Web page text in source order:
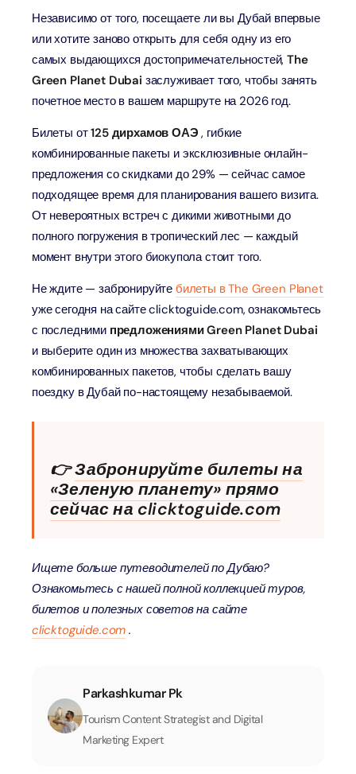
Независимо от того, посещаете ли вы Дубай впервые
или хотите заново открыть для себя одну из его
самых выдающихся достопримечательностей,The
Green Planet Dubai заслуживает того, чтобы занять
почетное место в вашем маршруте на 2026 год.
Билеты от125 дирхамов ОАЭ , гибкие
комбинированные пакеты и эксклюзивные онлайн-
предложения со скидками до 29% — сейчас самое
подходящее время для планирования вашего визита.
От невероятных встреч с дикими животными до
полного погружения в тропический лес — каждый
момент внутри этого биокупола стоит того.
Не ждите — забронируйте билеты в The Green Planet
уже сегодня на сайте clicktoguide.com, ознакомьтесь
с последними предложениями Green Planet Dubai
и выберите один из множества захватывающих
комбинированных пакетов, чтобы сделать вашу
поездку в Дубай по-настоящему незабываемой.
👉Забронируйте билеты на
«Зеленую планету» прямо
сейчас на clicktoguide.com
Ищете больше путеводителей по Дубаю?
Ознакомьтесь с нашей полной коллекцией туров,
билетов и полезных советов на сайте
clicktoguide.com .
Parkashkumar Pk
Tourism Content Strategist and Digital
Marketing Expert